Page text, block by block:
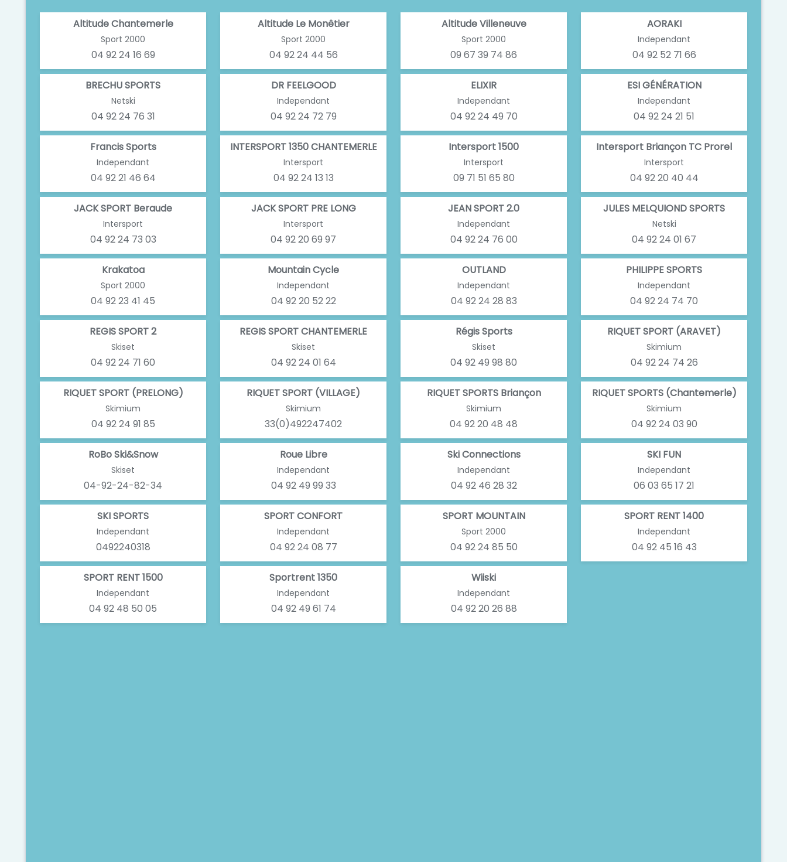
Altitude Chantemerle
Sport 2000
04 92 24 16 69
Altitude Le Monêtier
Sport 2000
04 92 24 44 56
Altitude Villeneuve
Sport 2000
09 67 39 74 86
AORAKI
Independant
04 92 52 71 66
BRECHU SPORTS
Netski
04 92 24 76 31
DR FEELGOOD
Independant
04 92 24 72 79
ELIXIR
Independant
04 92 24 49 70
ESI GÉNÉRATION
Independant
04 92 24 21 51
Francis Sports
Independant
04 92 21 46 64
INTERSPORT 1350 CHANTEMERLE
Intersport
04 92 24 13 13
Intersport 1500
Intersport
09 71 51 65 80
Intersport Briançon TC Prorel
Intersport
04 92 20 40 44
JACK SPORT Beraude
Intersport
04 92 24 73 03
JACK SPORT PRE LONG
Intersport
04 92 20 69 97
JEAN SPORT 2.0
Independant
04 92 24 76 00
JULES MELQUIOND SPORTS
Netski
04 92 24 01 67
Krakatoa
Sport 2000
04 92 23 41 45
Mountain Cycle
Independant
04 92 20 52 22
OUTLAND
Independant
04 92 24 28 83
PHILIPPE SPORTS
Independant
04 92 24 74 70
REGIS SPORT 2
Skiset
04 92 24 71 60
REGIS SPORT CHANTEMERLE
Skiset
04 92 24 01 64
Régis Sports
Skiset
04 92 49 98 80
RIQUET SPORT (ARAVET)
Skimium
04 92 24 74 26
RIQUET SPORT (PRELONG)
Skimium
04 92 24 91 85
RIQUET SPORT (VILLAGE)
Skimium
33(0)492247402
RIQUET SPORTS Briançon
Skimium
04 92 20 48 48
RIQUET SPORTS (Chantemerle)
Skimium
04 92 24 03 90
RoBo Ski&Snow
Skiset
04-92-24-82-34
Roue Libre
Independant
04 92 49 99 33
Ski Connections
Independant
04 92 46 28 32
SKI FUN
Independant
06 03 65 17 21
SKI SPORTS
Independant
0492240318
SPORT CONFORT
Independant
04 92 24 08 77
SPORT MOUNTAIN
Sport 2000
04 92 24 85 50
SPORT RENT 1400
Independant
04 92 45 16 43
SPORT RENT 1500
Independant
04 92 48 50 05
Sportrent 1350
Independant
04 92 49 61 74
Wiiski
Independant
04 92 20 26 88